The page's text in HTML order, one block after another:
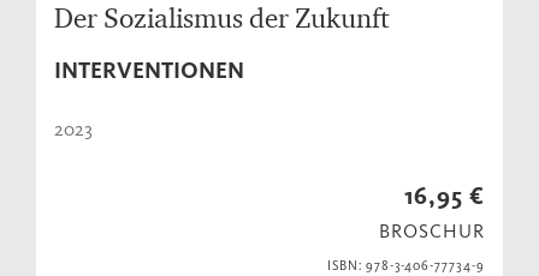
Der Sozialismus der Zukunft
INTERVENTIONEN
2023
16,95 €
BROSCHUR
ISBN: 978-3-406-77734-9